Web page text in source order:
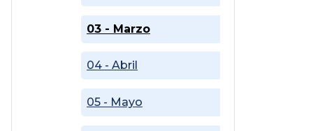
03 - Marzo
04 - Abril
05 - Mayo